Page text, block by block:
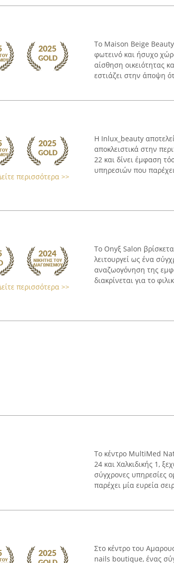
Το Maison Beige
φωτεινό και ήσυχο
αίσθηση οικειότητας
εστιάζει στην άποψη
περισσότερα >>
Η Inlux_beauty
αποκλειστικά στην
22 και δίνει έμφαση
υπηρεσιών που
περισσότερα >>
Το Onyξ Salon
λειτουργεί ως ένα
αναζωογόνηση της
διακρίνεται για το
Το κέντρο MultiMed
24 και Χαλκιδικής 1,
σύγχρονες υπηρεσίες
παρέχει μία ευρεία
Στο κέντρο του
nails boutique, ένας